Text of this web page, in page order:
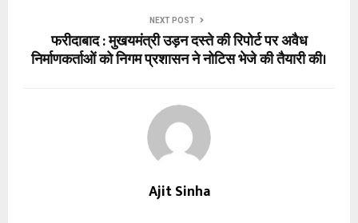
NEXT POST
फरीदाबाद : मुखयमंत्री उड़न दस्ते की रिपोर्ट पर अवैध
निर्माणकर्ताओं को निगम प्रशासन ने नोटिस भेजे की तैयारी की।
Ajit Sinha